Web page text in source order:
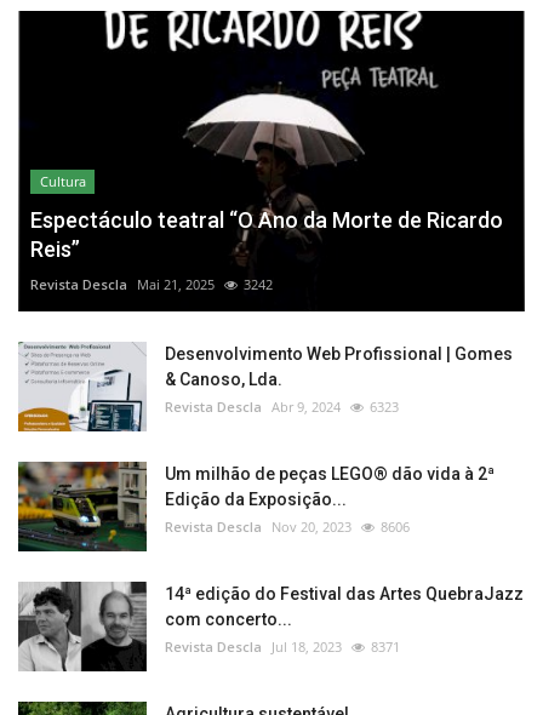
Cultura
Espectáculo teatral “O Ano da Morte de Ricardo
Reis”
Revista Descla Mai 21, 2025 3242
Desenvolvimento Web Profissional | Gomes
& Canoso, Lda.
Revista Descla Abr 9, 2024 6323
Um milhão de peças LEGO® dão vida à 2ª
Edição da Exposição...
Revista Descla Nov 20, 2023 8606
14ª edição do Festival das Artes QuebraJazz
com concerto...
Revista Descla Jul 18, 2023 8371